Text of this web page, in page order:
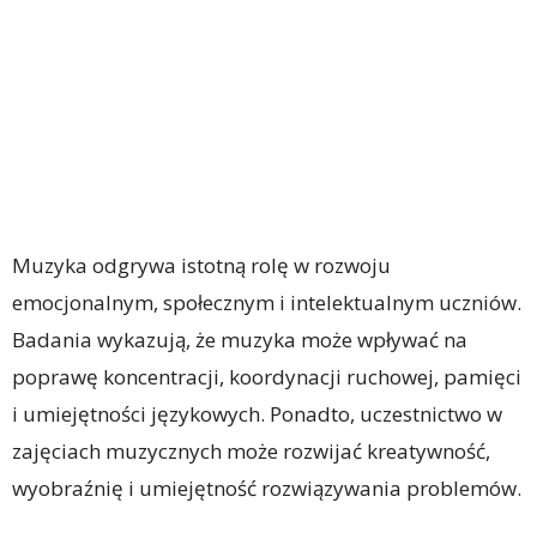
Muzyka odgrywa istotną rolę w rozwoju
emocjonalnym, społecznym i intelektualnym uczniów.
Badania wykazują, że muzyka może wpływać na
poprawę koncentracji, koordynacji ruchowej, pamięci
i umiejętności językowych. Ponadto, uczestnictwo w
zajęciach muzycznych może rozwijać kreatywność,
wyobraźnię i umiejętność rozwiązywania problemów.